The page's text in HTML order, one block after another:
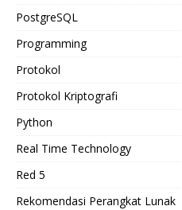
PostgreSQL
Programming
Protokol
Protokol Kriptografi
Python
Real Time Technology
Red 5
Rekomendasi Perangkat Lunak